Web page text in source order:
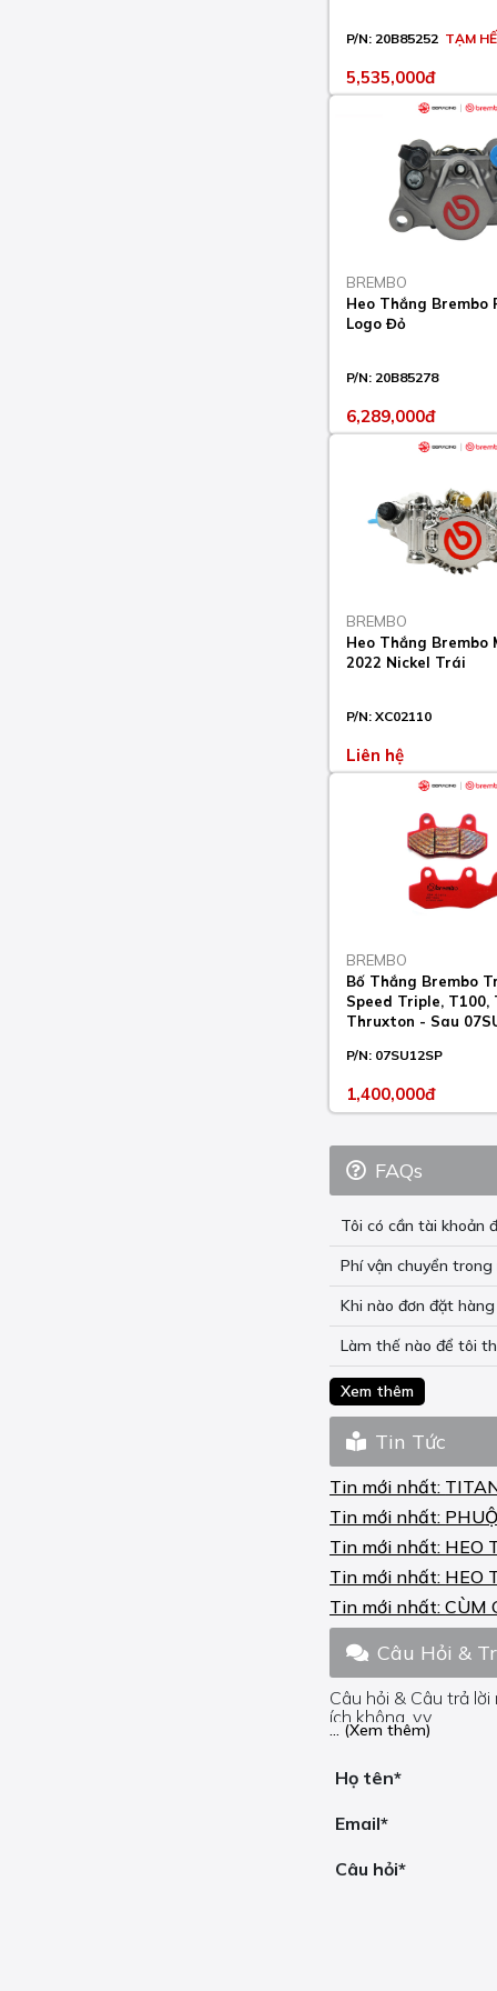
P/N: 20B85252 TẠM
5,535,000đ
BREMBO
Heo Thắng Brembo
Logo Đỏ
P/N: 20B85278
6,289,000đ
BREMBO
Heo Thắng Brembo
2022 Nickel Trái
P/N: XC02110
Liên hệ
BREMBO
Bố Thắng Brembo
Speed Triple, T100,
Thruxton - Sau
P/N: 07SU12SP
1,400,000đ
FAQs
Tôi có cần tài khoản
Phí vận chuyển trong
Khi nào đơn đặt
Làm thế nào để tôi
Xem thêm
Tin Tức
Tin mới nhất:
Tin mới nhất:
Tin mới nhất: HEO
Tin mới nhất: HEO
Tin mới nhất:CÙM
Câu Hỏi &
Câu hỏi & Câu trả
ích không, v.v.
Nếu bạn cần trợ
... (Xem thêm)
Họ tên*
Email*
Câu hỏi*